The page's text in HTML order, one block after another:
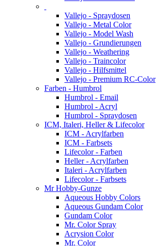
Vallejo - Spraydosen
Vallejo - Metal Color
Vallejo - Model Wash
Vallejo - Grundierungen
Vallejo - Weathering
Vallejo - Traincolor
Vallejo - Hilfsmittel
Vallejo - Premium RC-Color
Farben - Humbrol
Humbrol - Email
Humbrol - Acryl
Humbrol - Spraydosen
ICM, Italeri, Heller & Lifecolor
ICM - Acrylfarben
ICM - Farbsets
Lifecolor - Farben
Heller - Acrylfarben
Italeri - Acrylfarben
Lifecolor - Farbsets
Mr Hobby-Gunze
Aqueous Hobby Colors
Aqueous Gundam Color
Gundam Color
Mr. Color Spray
Acrysion Color
Mr. Color